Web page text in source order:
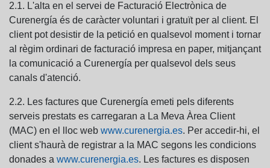
2.1. L'alta en el servei de Facturació Electrònica de
Curenergía és de caràcter voluntari i gratuït per al client. El
client pot desistir de la petició en qualsevol moment i tornar
al règim ordinari de facturació impresa en paper, mitjançant
la comunicació a Curenergía per qualsevol dels seus
canals d'atenció.
2.2. Les factures que Curenergía emeti pels diferents
serveis prestats es carregaran a La Meva Àrea Client
(MAC) en el lloc web www.curenergia.es. Per accedir-hi, el
client s'haurà de registrar a la MAC segons les condicions
donades a www.curenergia.es. Les factures es disposen